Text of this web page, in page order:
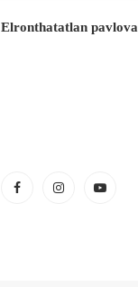
Elronthatatlan pavlova